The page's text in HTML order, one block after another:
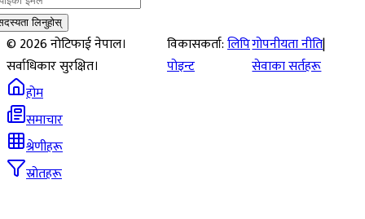
लिनुहोस्
©2026नोटिफाई नेपाल।
सर्वाधिकार सुरक्षित।
विकासकर्ता:लिपि
पोइन्ट
गोपनीयता नीति|
सेवाका सर्तहरू
होम
समाचार
श्रेणीहरू
स्रोतहरू